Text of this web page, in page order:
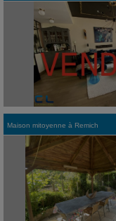
Maison mitoyenne à Remich